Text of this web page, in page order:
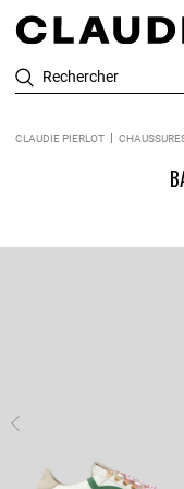
Rechercher
CLAUDIE PIERLOT